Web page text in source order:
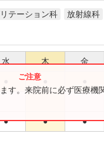
テーション科 放射線科
水 木 金
● ● ●
す。来院前に必ず医療機